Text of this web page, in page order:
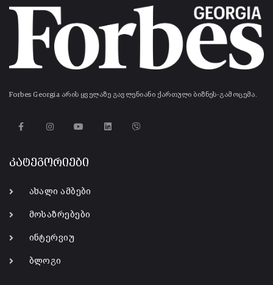
Forbes Georgia არის ყველაზე გავლენიანი ქართული ბიზნეს-გამოცემა.
კატეგორიები
ახალი ამბები
მოსაზრებები
ინტერვიუ
ბლოგი